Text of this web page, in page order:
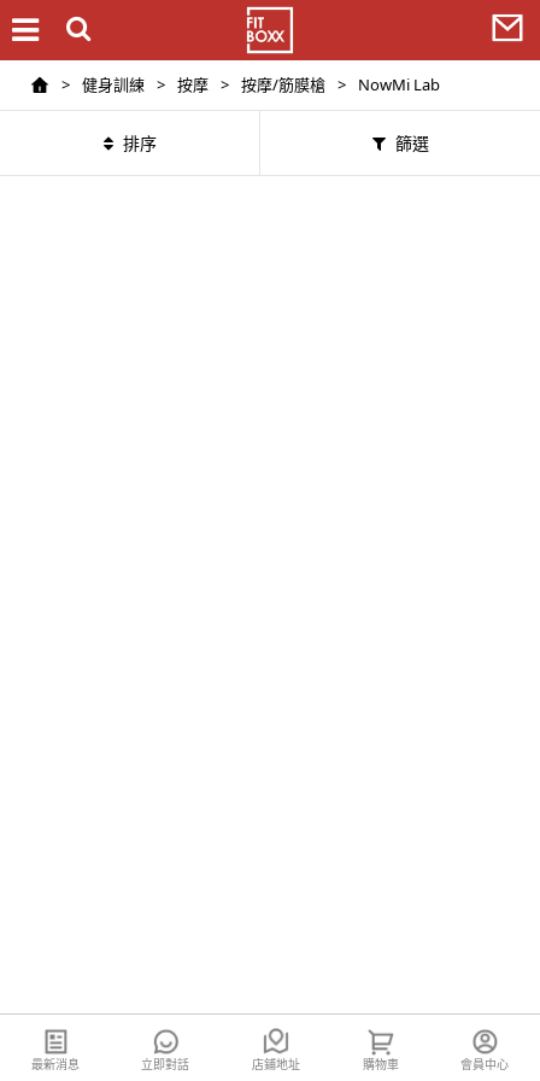
> 健身訓練 > 按摩 > 按摩/筋膜槍 > NowMi Lab
排序 篩選
最新消息 立即對話 店鋪地址 購物車 會員中心